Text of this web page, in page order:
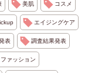
美肌 コスメ
エイジングケア
表 調査結果発表
ファッション